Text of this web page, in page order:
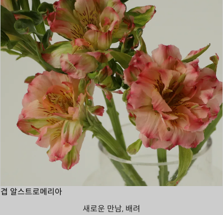
겹 알스트로메리아
새로운 만남, 배려